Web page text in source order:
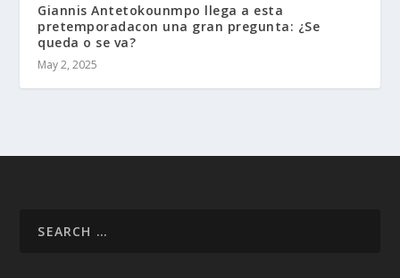
Giannis Antetokounmpo llega a esta
pretemporadacon una gran pregunta: ¿Se
queda o se va?
May 2, 2025